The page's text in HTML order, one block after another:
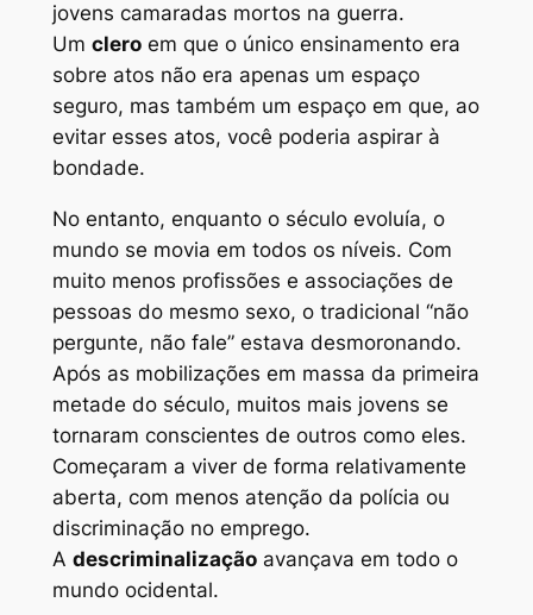
jovens camaradas mortos na guerra.
Um cleroem que o único ensinamento era
sobre atos não era apenas um espaço
seguro, mas também um espaço em que, ao
evitar esses atos, você poderia aspirar à
bondade.
No entanto, enquanto o século evoluía, o
mundo se movia em todos os níveis. Com
muito menos profissões e associações de
pessoas do mesmo sexo, o tradicional “não
pergunte, não fale” estava desmoronando.
Após as mobilizações em massa da primeira
metade do século, muitos mais jovens se
tornaram conscientes de outros como eles.
Começaram a viver de forma relativamente
aberta, com menos atenção da polícia ou
discriminação no emprego.
A descriminalizaçãoavançava em todo o
mundo ocidental.